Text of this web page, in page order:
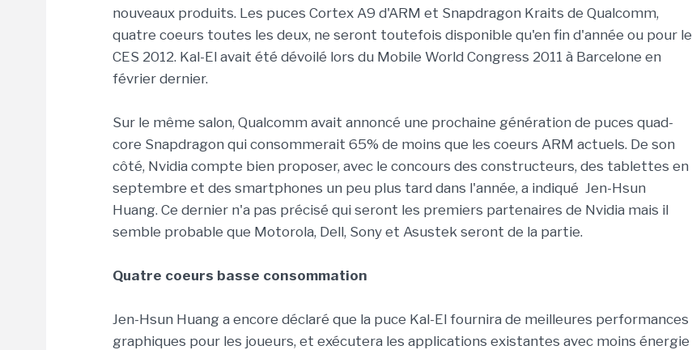
nouveaux produits. Les puces Cortex A9 d'ARM et Snapdragon Kraits de Qualcomm,
quatre coeurs toutes les deux, ne seront toutefois disponible qu'en fin d'année ou pour le
CES 2012. Kal-El avait été dévoilé lors du Mobile World Congress 2011 à Barcelone en
février dernier.
Sur le même salon, Qualcomm avait annoncé une prochaine génération de puces quad-
core Snapdragon qui consommerait 65% de moins que les coeurs ARM actuels. De son
côté, Nvidia compte bien proposer, avec le concours des constructeurs, des tablettes en
septembre et des smartphones un peu plus tard dans l'année, a indiqué Jen-Hsun
Huang. Ce dernier n'a pas précisé qui seront les premiers partenaires de Nvidia mais il
semble probable que Motorola, Dell, Sony et Asustek seront de la partie.
Quatre coeurs basse consommation
Jen-Hsun Huang a encore déclaré que la puce Kal-El fournira de meilleures performances
graphiques pour les joueurs, et exécutera les applications existantes avec moins énergie